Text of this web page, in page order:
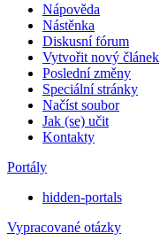
Nápověda
Nástěnka
Diskusní fórum
Vytvořit nový článek
Poslední změny
Speciální stránky
Načíst soubor
Jak (se) učit
Kontakty
Portály
hidden-portals
Vypracované otázky